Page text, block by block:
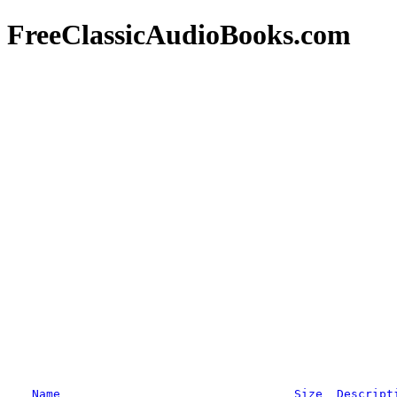
FreeClassicAudioBooks.com
Name Size